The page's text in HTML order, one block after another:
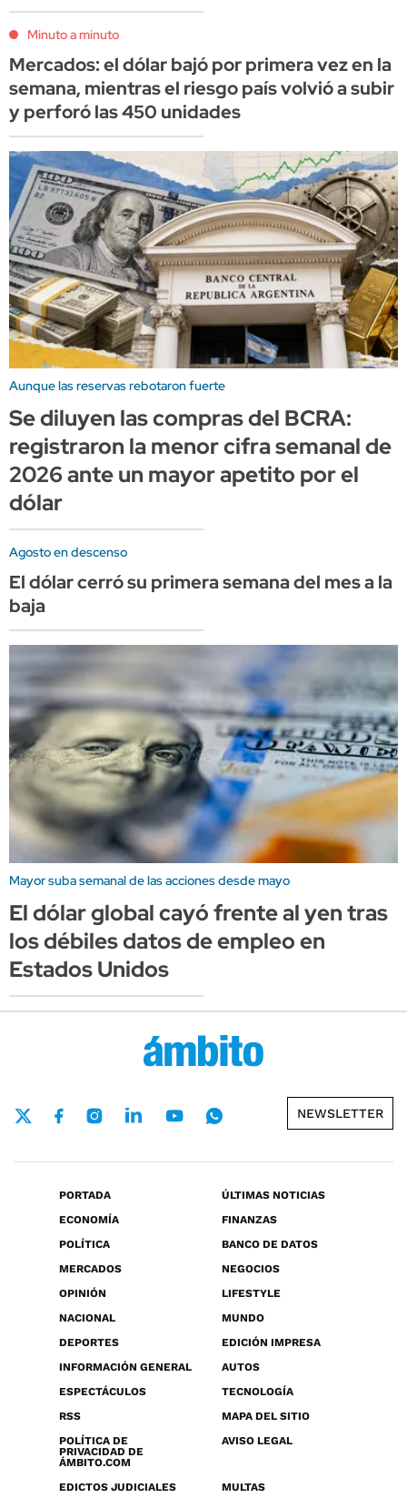
Minuto a minuto
Mercados: el dólar bajó por primera vez en la
semana, mientras el riesgo país volvió a subir
y perforó las 450 unidades
Aunque las reservas rebotaron fuerte
Se diluyen las compras del BCRA:
registraron la menor cifra semanal de
2026 ante un mayor apetito por el
dólar
Agosto en descenso
El dólar cerró su primera semana del mes a la
baja
Mayor suba semanal de las acciones desde mayo
El dólar global cayó frente al yen tras
los débiles datos de empleo en
Estados Unidos
NEWSLETTER
PORTADA
ÚLTIMAS NOTICIAS
ECONOMÍA
FINANZAS
POLÍTICA
BANCO DE DATOS
MERCADOS
NEGOCIOS
OPINIÓN
LIFESTYLE
NACIONAL
MUNDO
DEPORTES
EDICIÓN IMPRESA
INFORMACIÓN GENERAL
AUTOS
ESPECTÁCULOS
TECNOLOGÍA
RSS
MAPA DEL SITIO
POLÍTICA DE
PRIVACIDAD DE
ÁMBITO.COM
AVISO LEGAL
EDICTOS JUDICIALES
MULTAS